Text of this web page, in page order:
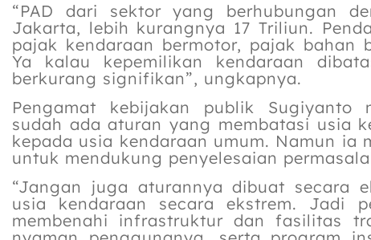
“PAD dari sektor yang berhubungan
Jakarta, lebih kurangnya 17 Triliun.
pajak kendaraan bermotor, pajak bahan
Ya kalau kepemilikan kendaraan
berkurang signifikan”, ungkapnya.
Pengamat kebijakan publik Sugiyanto
sudah ada aturan yang membatasi usia
kepada usia kendaraan umum. Namun ia
untuk mendukung penyelesaian
“Jangan juga aturannya dibuat secara
usia kendaraan secara ekstrem. Jadi
membenahi infrastruktur dan fasilitas